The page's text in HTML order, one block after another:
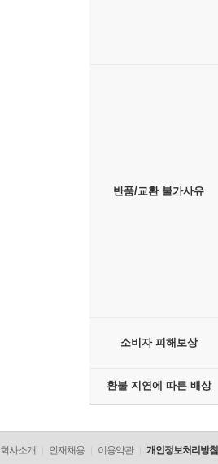
반품/교환 불가사유
소비자 피해보상
환불 지연에 따른 배상
회사소개 인재채용 이용약관 개인정보처리방침